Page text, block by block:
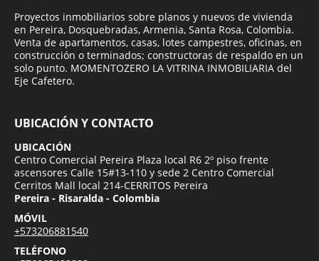
Proyectos inmobiliarios sobre planos y nuevos de vivienda
en Pereira, Dosquebradas, Armenia, Santa Rosa, Colombia.
Venta de apartamentos, casas, lotes campestres, oficinas, en
construcción o terminados; constructoras de respaldo en un
solo punto. MOMENTOZERO LA VITRINA INMOBILIARIA del
Eje Cafetero.
UBICACIÓN Y CONTACTO
UBICACIÓN
Centro Comercial Pereira Plaza local R6 2º piso frente
ascensores Calle 15#13-110 y sede 2 Centro Comercial
Cerritos Mall local 214-CERRITOS Pereira
Pereira - Risaralda - Colombia
MÓVIL
+573206881540